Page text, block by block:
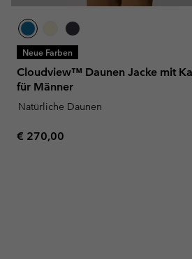
Neue Farben
Cloudview™ Daunen Jacke mit
für Männer
Natürliche Daunen
Regular price:
€ 270,00